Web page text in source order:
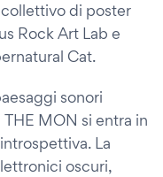
di poster
Rock Art Lab e
Cat.
sonori
MON si entra in
La
oscuri,